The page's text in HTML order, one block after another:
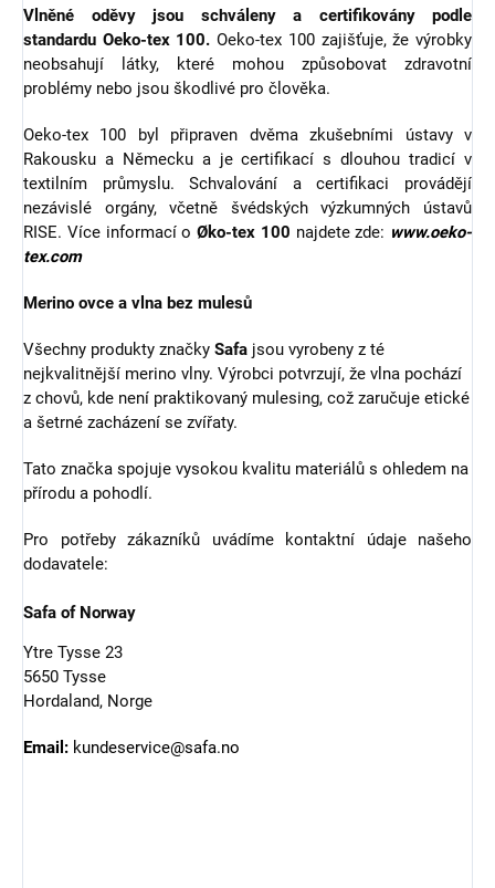
Vlněné oděvy jsou schváleny a certifikovány podle
standardu Oeko-tex 100. Oeko-tex 100 zajišťuje, že výrobky
neobsahují látky, které mohou způsobovat zdravotní
problémy nebo jsou škodlivé pro člověka.
Oeko-tex 100 byl připraven dvěma zkušebními ústavy v
Rakousku a Německu a je certifikací s dlouhou tradicí v
textilním průmyslu. Schvalování a certifikaci provádějí
nezávislé orgány, včetně švédských výzkumných ústavů
RISE. Více informací o Øko-tex 100 najdete zde: www.oeko-
tex.com
Merino ovce a vlna bez mulesů
Všechny produkty značky Safa jsou vyrobeny z té
nejkvalitnější merino vlny. Výrobci potvrzují, že vlna pochází
z chovů, kde není praktikovaný mulesing, což zaručuje etické
a šetrné zacházení se zvířaty.
Tato značka spojuje vysokou kvalitu materiálů s ohledem na
přírodu a pohodlí.
Pro potřeby zákazníků uvádíme kontaktní údaje našeho
dodavatele:
Safa of Norway
Ytre Tysse 23
5650 Tysse
Hordaland, Norge
Email: kundeservice@safa.no